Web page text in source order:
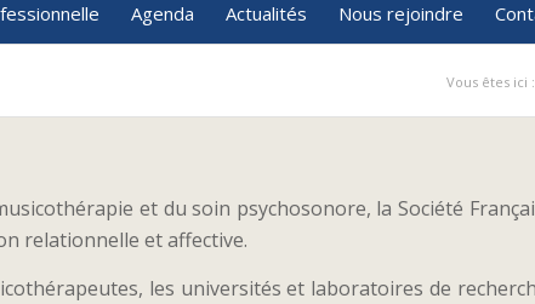
Agenda Actualités Nous rejoindre
Vous êtes ici :
et du soin psychosonore, la Société
relationnelle et affective.
les universités et laboratoires de